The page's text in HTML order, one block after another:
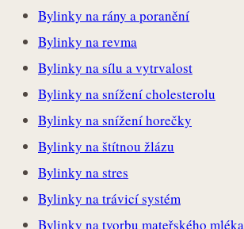
Bylinky na rány a poranění
Bylinky na revma
Bylinky na sílu a vytrvalost
Bylinky na snížení cholesterolu
Bylinky na snížení horečky
Bylinky na štítnou žlázu
Bylinky na stres
Bylinky na trávicí systém
Bylinky na tvorbu mateřského mléka